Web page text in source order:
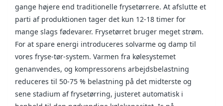
gange højere end traditionelle frysetørrere. At afslutte et
parti af produktionen tager det kun 12-18 timer for
mange slags fødevarer. Frysetørret bruger meget strøm.
For at spare energi introduceres solvarme og damp til
vores fryse-tør-system. Varmen fra kølesystemet
genanvendes, og kompressorens arbejdsbelastning
reduceres til 50-75 % belastning på det midterste og
sene stadium af frysetørring, justeret automatisk i